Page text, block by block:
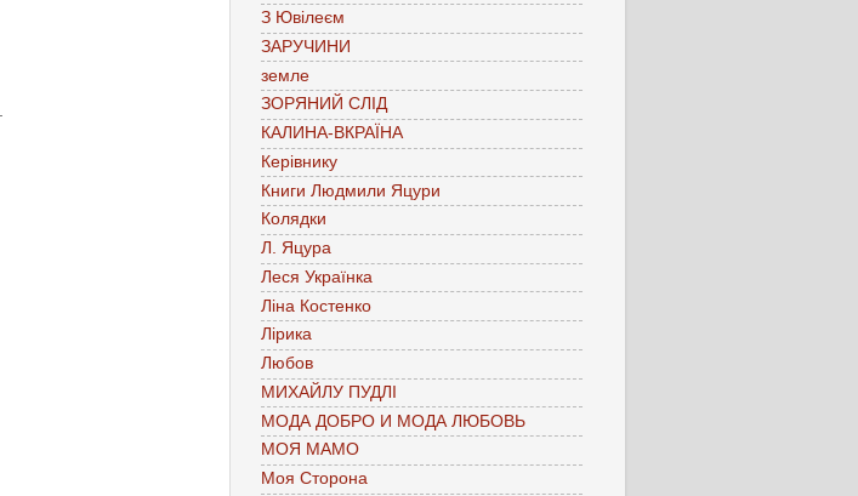
З Ювілеєм
ЗАРУЧИНИ
земле
ЗОРЯНИЙ СЛІД
КАЛИНА-ВКРАЇНА
Керівнику
Книги Людмили Яцури
Колядки
Л. Яцура
Леся Українка
Ліна Костенко
Лірика
Любов
МИХАЙЛУ ПУДЛІ
МОДА ДОБРО И МОДА ЛЮБОВЬ
МОЯ МАМО
Моя Сторона